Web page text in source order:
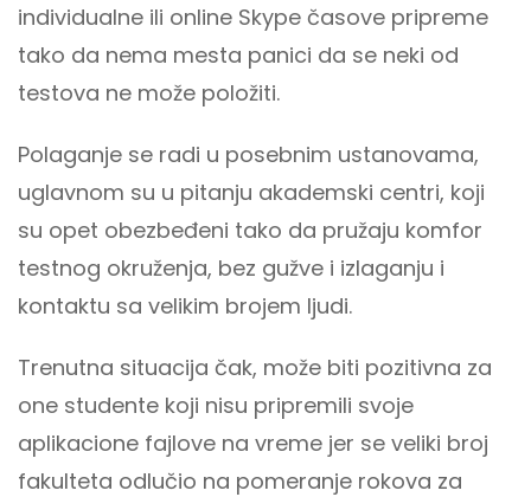
individualne ili online Skype časove pripreme
tako da nema mesta panici da se neki od
testova ne može položiti.
Polaganje se radi u posebnim ustanovama,
uglavnom su u pitanju akademski centri, koji
su opet obezbeđeni tako da pružaju komfor
testnog okruženja, bez gužve i izlaganju i
kontaktu sa velikim brojem ljudi.
Trenutna situacija čak, može biti pozitivna za
one studente koji nisu pripremili svoje
aplikacione fajlove na vreme jer se veliki broj
fakulteta odlučio na pomeranje rokova za